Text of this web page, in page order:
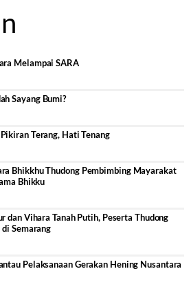
Melampai SARA
Sayang Bumi?
Terang, Hati Tenang
Bhikkhu Thudong Pembimbing Mayarakat
Bhikku
dan Vihara Tanah Putih, Peserta Thudong
Semarang
Pelaksanaan Gerakan Hening Nusantara